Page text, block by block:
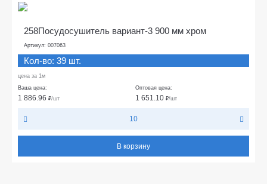
258Посудосушитель вариант-3 900 мм хром
Артикул: 007063
Кол-во: 39 шт.
цена за 1м
Ваша цена:
1 886.96 ₽/шт
Оптовая цена:
1 651.10 ₽/шт
10
В корзину